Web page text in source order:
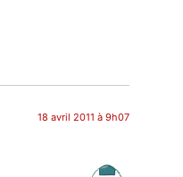
18 avril 2011 à 9h07